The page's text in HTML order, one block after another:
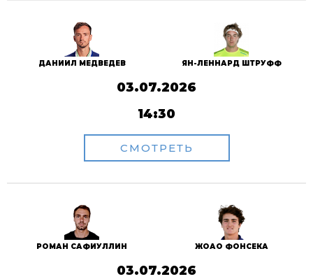
ДАНИИЛ МЕДВЕДЕВ ЯН-ЛЕННАРД ШТРУФФ
03.07.2026
14:30
СМОТРЕТЬ
РОМАН САФИУЛЛИН ЖОАО ФОНСЕКА
03.07.2026